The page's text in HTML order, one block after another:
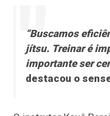
“Buscamos
jítsu. Treinar é
importante ser
destacou o